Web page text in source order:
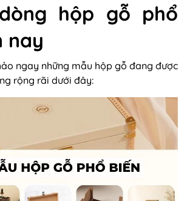
hộp gỗ phổ
nay
ngay những mẫu hộp gỗ đang được
rộng rãi dưới đây: